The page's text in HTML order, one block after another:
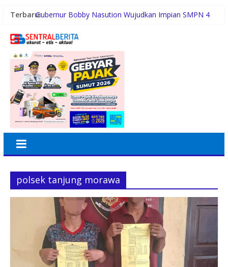
Terbaru:Gubernur Bobby Nasution Wujudkan Impian SMPN 4
Duta Genre Harus Jadi Penggerak Remaja, Rico Waas:
Sutarto Minta Banteng Sumut Merah FC Harumkan
Nama Sumut di Ajang Soekarno Cup 2026
Persiapan HUT RI ke-81, Anggota Paskibra Kecamatan
Idi Tunong Mulai Gelar Latihan Intensif
Satres PPAPPO Polres Karo Ringkus Pemuda
polsek tanjung morawa